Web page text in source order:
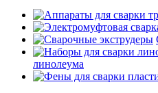
линолеума